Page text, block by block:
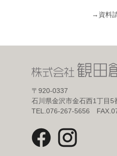
→ 資料
〒920-0337
石川県金沢市金石西1丁目5
TEL.076-267-5656